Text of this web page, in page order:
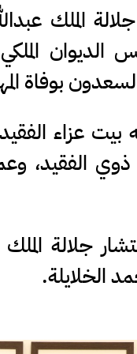
الملك
الديوان
السعدون
عزاء
ذوي الفقيد،
جلالة
الخلايلة.